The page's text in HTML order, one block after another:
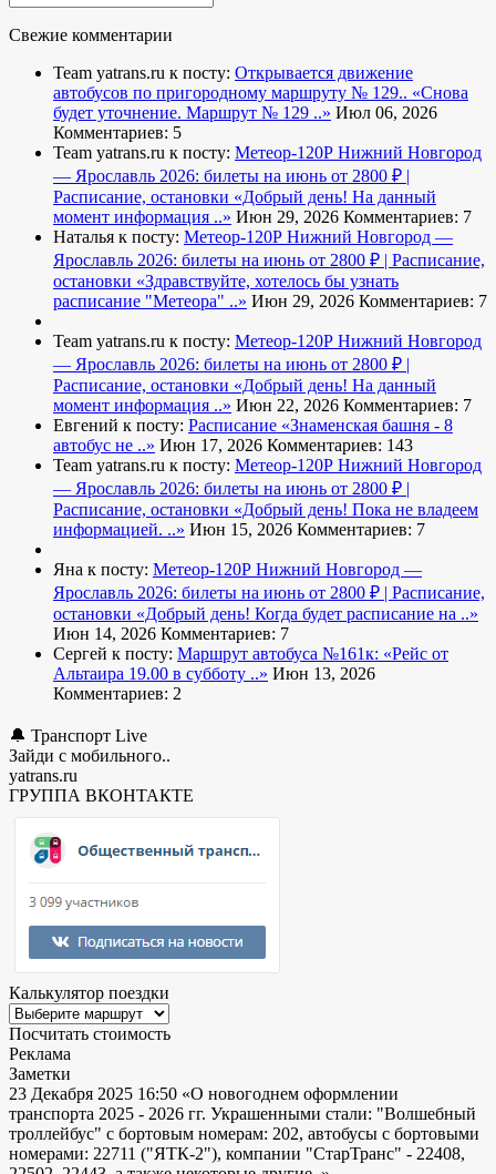
Свежие комментарии
Team yatrans.ru к посту: Открывается движение
автобусов по пригородному маршруту № 129.. «Снова
будет уточнение. Маршрут № 129 ..» Июл 06, 2026
Комментариев: 5
Team yatrans.ru к посту: Метеор-120Р Нижний Новгород
— Ярославль 2026: билеты на июнь от 2800 ₽ |
Расписание, остановки «Добрый день! На данный
момент информация ..» Июн 29, 2026 Комментариев: 7
Наталья к посту: Метеор-120Р Нижний Новгород —
Ярославль 2026: билеты на июнь от 2800 ₽ | Расписание,
остановки «Здравствуйте, хотелось бы узнать
расписание "Метеора" ..» Июн 29, 2026 Комментариев: 7
Team yatrans.ru к посту: Метеор-120Р Нижний Новгород
— Ярославль 2026: билеты на июнь от 2800 ₽ |
Расписание, остановки «Добрый день! На данный
момент информация ..» Июн 22, 2026 Комментариев: 7
Евгений к посту: Расписание «Знаменская башня - 8
автобус не ..» Июн 17, 2026 Комментариев: 143
Team yatrans.ru к посту: Метеор-120Р Нижний Новгород
— Ярославль 2026: билеты на июнь от 2800 ₽ |
Расписание, остановки «Добрый день! Пока не владеем
информацией. ..» Июн 15, 2026 Комментариев: 7
Яна к посту: Метеор-120Р Нижний Новгород —
Ярославль 2026: билеты на июнь от 2800 ₽ | Расписание,
остановки «Добрый день! Когда будет расписание на ..»
Июн 14, 2026 Комментариев: 7
Сергей к посту: Маршрут автобуса №161к: «Рейс от
Альтаира 19.00 в субботу ..» Июн 13, 2026
Комментариев: 2
🔔 Транспорт Live
Зайди с мобильного..
yatrans.ru
ГРУППА ВКОНТАКТЕ
Калькулятор поездки
Посчитать стоимость
Реклама
Заметки
23 Декабря 2025 16:50 «О новогоднем оформлении
транспорта 2025 - 2026 гг. Украшенными стали: "Волшебный
троллейбус" с бортовым номерам: 202, автобусы с бортовыми
номерами: 22711 ("ЯТК-2"), компании "СтарТранс" - 22408,